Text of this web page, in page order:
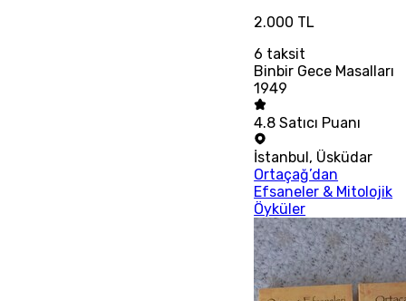
2.000 TL
6 taksit
Binbir Gece Masalları
1949
4.8 Satıcı Puanı
İstanbul, Üsküdar
Ortaçağ’dan
Efsaneler & Mitolojik
Öyküler